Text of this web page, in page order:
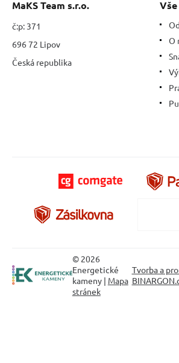
MaKS Team s.r.o.
č:p: 371
696 72 Lipov
Česká republika
O
© 2026
Energetické
kameny | Mapa
stránek
Tvorba a